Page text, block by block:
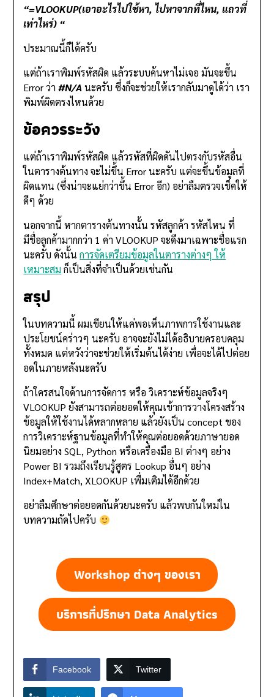
“=VLOOKUP(เอาอะไรไปใช้หา, ไปหาจากที่ไหน, แถวที่
เท่าไหร่) “
ประมาณนี้ก็ได้ครับ
แต่ถ้าเราพิมพ์รหัสผิด แล้วระบบค้นหาไม่เจอ มันจะขึ้น
Error ว่า#N/Aนะครับ ซึ่งก็จะช่วยให้เรากลับมาดูได้ว่า เรา
พิมพ์ผิดตรงไหนด้วย
ข้อควรระวัง
แต่ถ้าเราพิมพ์รหัสผิด แล้วรหัสที่ผิดดันไปตรงกับรหัสอื่น
ในตารางต้นทาง จะไม่ขึ้น Error นะครับ แต่จะขึ้นข้อมูลที่
ผิดแทน (ซึ่งน่าจะแย่กว่าขึ้น Error อีก) อย่าลืมตรวจเช็คให้
ดีๆ ด้วย
นอกจากนี้ หากตารางต้นทางนั้น รหัสลูกค้า รหัสไหน ที่
มีชื่อลูกค้ามากกว่า 1 ค่า VLOOKUP จะดึงมาเฉพาะชื่อแรก
นะครับ ดังนั้นการจัดเตรียมข้อมูลในตารางต่างๆ ให้
เหมาะสม ก็เป็นสิ่งที่จำเป็นด้วยเช่นกัน
สรุป
ในบทความนี้ ผมเขียนให้แค่พอเห็นภาพการใช้งานและ
ประโยชน์คร่าวๆ นะครับ อาจจะยังไม่ได้อธิบายครอบคลุม
ทั้งหมด แต่หวังว่าจะช่วยให้เริ่มต้นได้ง่าย เพื่อจะได้ไปต่อย
อดในภายหลังนะครับ
ถ้าใครสนใจด้านการจัดการ หรือ วิเคราะห์ข้อมูลจริงๆ
VLOOKUP ยังสามารถต่อยอดให้คุณเข้าการวางโครงสร้าง
ข้อมูลให้ใช้งานได้หลากหลาย แล้วยังเป็น concept ของ
การวิเคราะห์ฐานข้อมูลที่ทำให้คุณต่อยอดด้วยภาษายอด
นิยมอย่าง SQL, Python หรือเครื่องมือ BI ต่างๆ อย่าง
Power BI รวมถึงเรียนรู้สูตร Lookup อื่นๆ อย่าง
Index+Match, XLOOKUP เพื่มเติมได้อีกด้วย
อย่าลืมศึกษาต่อยอดกันด้วยนะครับ แล้วพบกันใหม่ใน
บทความถัดไปครับ
Workshop ต่างๆ ของเรา
บริการที่ปรึกษา Data Analytics
Facebook Twitter